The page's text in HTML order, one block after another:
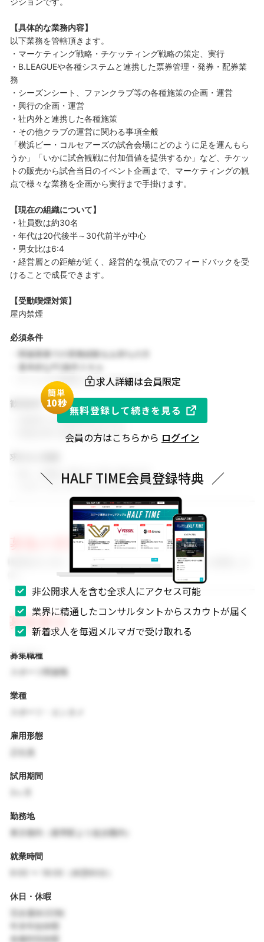
【具体的な業務内容】
以下業務を管轄頂きます。
・マーケティング戦略・チケッティング戦略の策定、実行
・B.LEAGUEや各種システムと連携した票券管理・発券・配券業
務
・シーズンシート、ファンクラブ等の各種施策の企画・運営
・興行の企画・運営
・社内外と連携した各種施策
・その他クラブの運営に関わる事項全般
「横浜ビー・コルセアーズの試合会場にどのように足を運んもら
うか」「いかに試合観戦に付加価値を提供するか」など、チケッ
トの販売から試合当日のイベント企画まで、マーケティングの観
点で様々な業務を企画から実行まで手掛けます。
【現在の組織について】
・社員数は約30名
・年代は20代後半～30代前半が中心
・男女比は6:4
・経営層との距離が近く、経営的な視点でのフィードバックを受
けることで成長できます。
【受動喫煙対策】
屋内禁煙
必須条件
・関連業務での実務経験をお持ちの方
・基本的なPC操作スキル
・チームでの協働を大切にできる方
歓迎条件
・同業界での就業経験がある方
・関連分野の知見をお持ちの方
求める人物像
・新しい挑戦に前向きに取り組める方
・スポーツビジネスに強い関心をお持ちの方
募集の背景
事業拡大に伴い、組織体制を強化するためのメンバーを募集しま
募集要項
募集職種
スポーツ関連職
業種
雇用形態
試用期間
勤務地
東京都内（最寄駅より徒歩圏内）
就業時間
9:00 〜 18:00（休憩60分）
休日・休暇
完全週休2日制
年末年始休暇
各種特別休暇
求人詳細は会員限定
簡単
10秒
無料登録して続きを見る
会員の方はこちらから ログイン
＼ HALF TIME会員登録特典 ／
非公開求人を含む全求人にアクセス可能
業界に精通したコンサルタントからスカウトが届く
新着求人を毎週メルマガで受け取れる